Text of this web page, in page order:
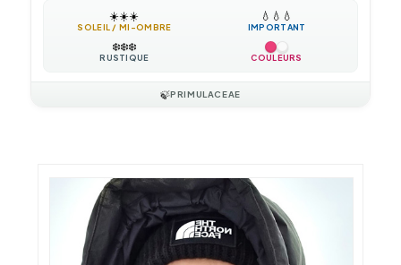
☀️☀️☀️
SOLEIL / MI-OMBRE
💧 💧 💧
IMPORTANT
❄️❄️❄️
RUSTIQUE COULEURS
🍃PRIMULACEAE